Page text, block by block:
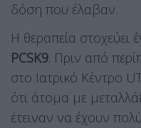
δόση που έλαβαν.
Η θεραπεία στοχεύει
PCSK9. Πριν από
στο Ιατρικό Κέντρο
ότι άτομα με
έτειναν να έχουν